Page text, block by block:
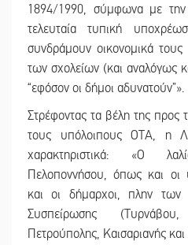
1894/1990, σύμφωνα με την
τελευταία τυπική
συνδράμουν οικονομικά
των σχολείων (και αναλόγως
“εφόσον οι δήμοι αδυνατούν”».
Στρέφοντας τα βέλη της προς
τους υπόλοιπους ΟΤΑ, η
χαρακτηριστικά: «Ο
Πελοποννήσου, όπως και οι
και οι δήμαρχοι, πλην
Συσπείρωσης
Πετρούπολης, Καισαριανής